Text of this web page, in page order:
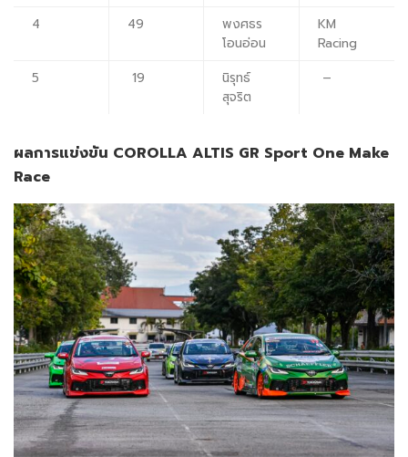
4
49
พงศธร
โอนอ่อน
KM
Racing
5
19
นิรุทธ์
สุจริต
–
ผลการแข่งขัน COROLLA ALTIS GR Sport One Make
Race